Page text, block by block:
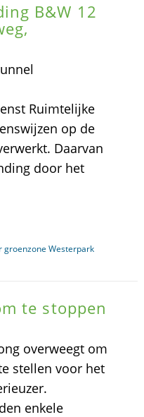
B&W 12
Ruimtelijke
op de
Daarvan
door het
groenzone Westerpark
te stoppen
overweegt om
stellen voor het
enkele